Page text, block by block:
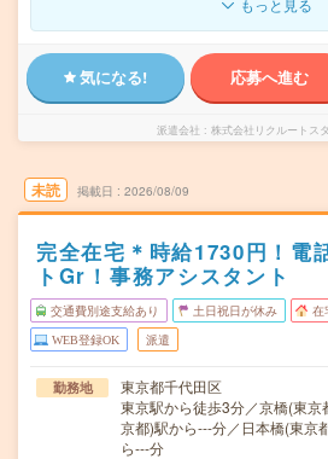
もっと見る
気になる! 応募へ進む
派遣会社 株式会社リクルートス
未読 掲載日 2026/08/09
完全在宅＊時給1730円！電
トGr！事務アシスタント
交通費別途支給あり 土日祝日が休み 在
WEB登録OK 派遣
勤務地
東京都千代田区
東京駅から徒歩3分／京橋(東
京都)駅から---分／日本橋(東京
ら---分